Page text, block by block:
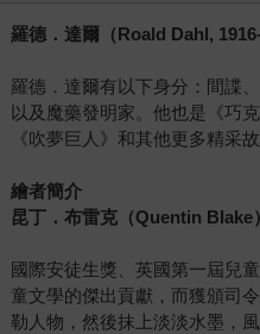
羅德．達爾（Roald Dahl, 1916-
羅德．達爾有以下身分：間諜
以及魔藥發明家。他也是《巧
《吹夢巨人》和其他更多精采
繪者簡介
昆丁．布雷克（Quentin Blake）
國際安徒生獎、英國第一屆兒
童文學的傑出貢獻，而獲頒司
勒人物，然後抹上淡淡水墨，